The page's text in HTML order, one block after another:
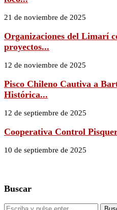
21 de noviembre de 2025
Organizaciones del Limarí
proyectos...
12 de noviembre de 2025
Pisco Chileno Cautiva a
Histórica...
12 de septiembre de 2025
Cooperativa Control
10 de septiembre de 2025
Buscar